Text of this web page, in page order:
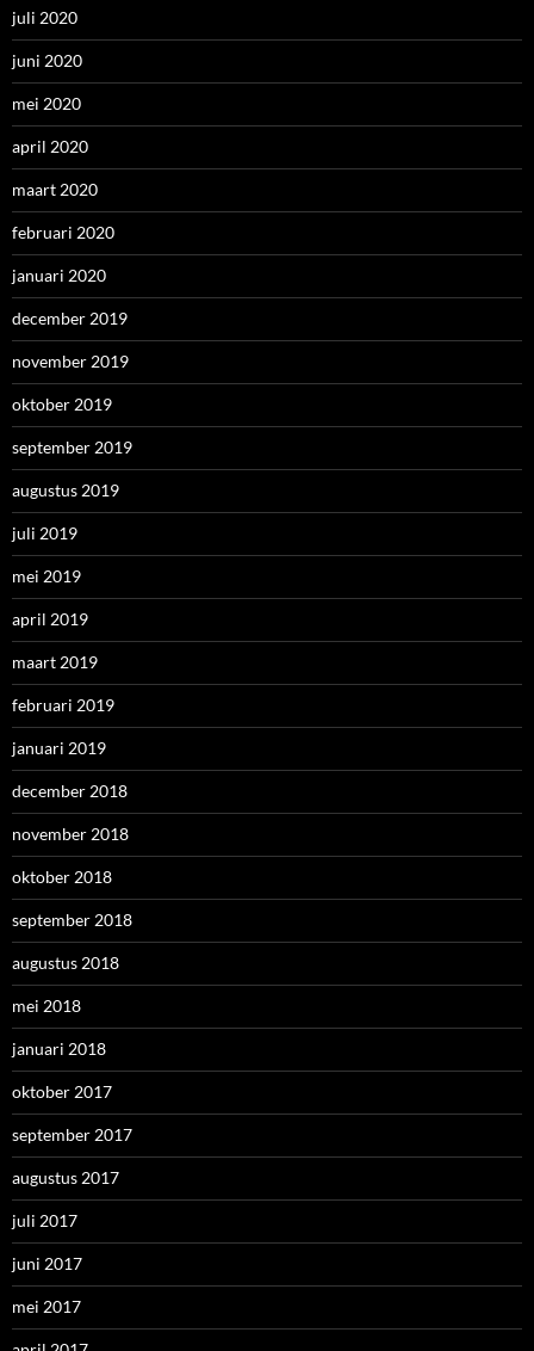
juli 2020
juni 2020
mei 2020
april 2020
maart 2020
februari 2020
januari 2020
december 2019
november 2019
oktober 2019
september 2019
augustus 2019
juli 2019
mei 2019
april 2019
maart 2019
februari 2019
januari 2019
december 2018
november 2018
oktober 2018
september 2018
augustus 2018
mei 2018
januari 2018
oktober 2017
september 2017
augustus 2017
juli 2017
juni 2017
mei 2017